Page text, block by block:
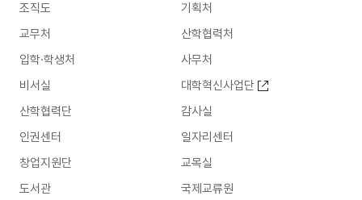
조직도
기획처
교무처
산학협력처
입학·학생처
사무처
비서실
대학혁신사업단
산학협력단
감사실
인권센터
일자리센터
창업지원단
교목실
도서관
국제교류원